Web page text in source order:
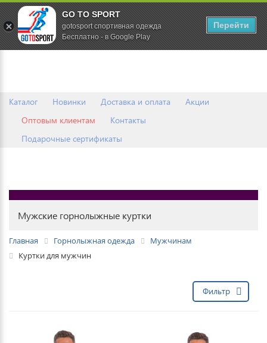
Каталог Новинки Доставка и оплата
Акции
Оптовым клиентам
Контакты
Подарочные сертификаты
0
Мужские горнолыжные куртки
Главная Горнолыжная одежда
Мужчинам
Куртки для мужчин
Фильтр
GO TO SPORT
gotosport спортивная одежда
Бесплатно - в Google Play
Перейти